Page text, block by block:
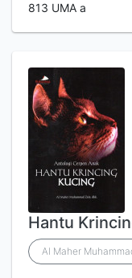
813 UMA a
Hantu
Al Maher